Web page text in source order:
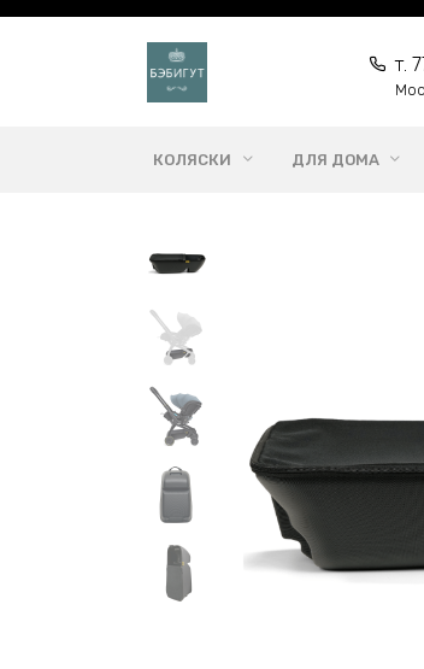
Перейти
т.
КОЛЯСКИ ДЛЯ ДОМА